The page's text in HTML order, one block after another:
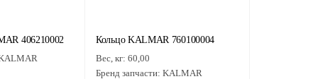
406210002
Кольцо KALMAR 760100004
Вес, кг: 60,00
Бренд запчасти: KALMAR